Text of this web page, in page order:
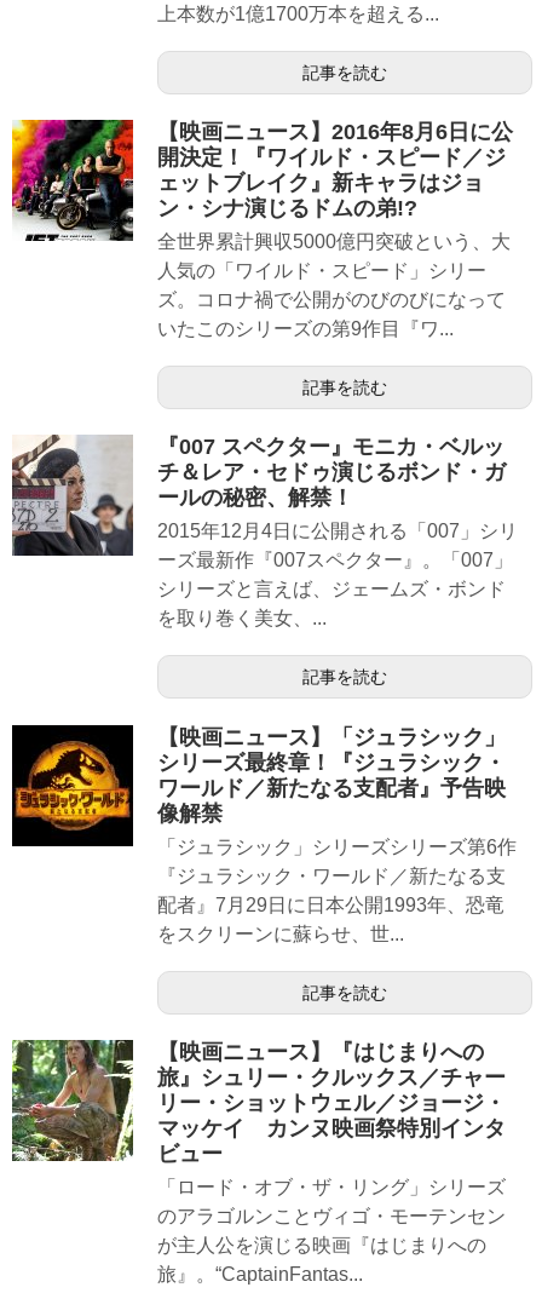
上本数が1億1700万本を超える...
記事を読む
【映画ニュース】2016年8月6日に公
開決定！『ワイルド・スピード／ジ
ェットブレイク』新キャラはジョ
ン・シナ演じるドムの弟!?
全世界累計興収5000億円突破という、大
人気の「ワイルド・スピード」シリー
ズ。コロナ禍で公開がのびのびになって
いたこのシリーズの第9作目『ワ...
記事を読む
『007 スペクター』モニカ・ベルッ
チ＆レア・セドゥ演じるボンド・ガ
ールの秘密、解禁！
2015年12月4日に公開される「007」シリ
ーズ最新作『007スペクター』。「007」
シリーズと言えば、ジェームズ・ボンド
を取り巻く美女、...
記事を読む
【映画ニュース】「ジュラシック」
シリーズ最終章！『ジュラシック・
ワールド／新たなる支配者』予告映
像解禁
「ジュラシック」シリーズシリーズ第6作
『ジュラシック・ワールド／新たなる支
配者』7月29日に日本公開1993年、恐竜
をスクリーンに蘇らせ、世...
記事を読む
【映画ニュース】『はじまりへの
旅』シュリー・クルックス／チャー
リー・ショットウェル／ジョージ・
マッケイ カンヌ映画祭特別インタ
ビュー
「ロード・オブ・ザ・リング」シリーズ
のアラゴルンことヴィゴ・モーテンセン
が主人公を演じる映画『はじまりへの
旅』。“CaptainFantas...